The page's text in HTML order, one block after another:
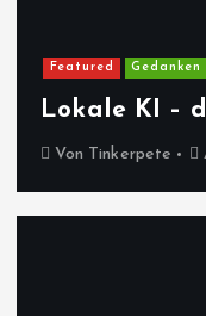
Featured Gedanken
Lokale KI –
Von Tinkerpete